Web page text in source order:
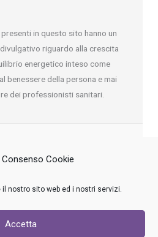
Cookie
nostro sito web ed i nostri servizi.
Accetta
in questo sito hanno un
riguardo alla crescita
energetico inteso come
benessere della persona e mai
dei professionisti sanitari.